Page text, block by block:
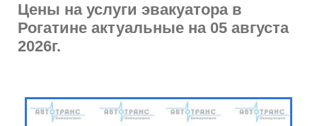
Цены на услуги эвакуатора в
Рогатине актуальные на 05 августа
2026г.